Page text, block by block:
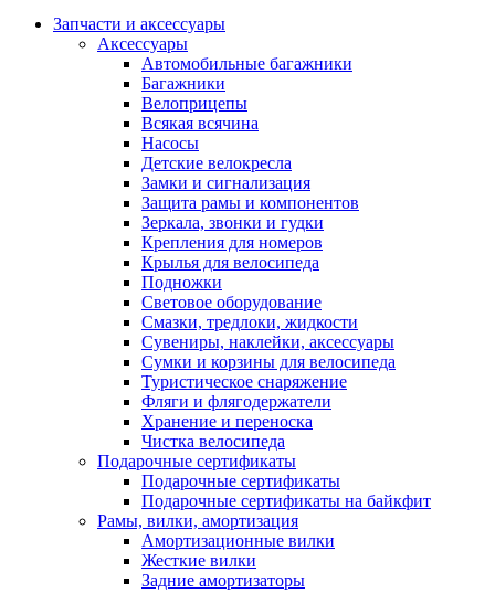
Запчасти и аксессуары
Аксессуары
Автомобильные багажники
Багажники
Велоприцепы
Всякая всячина
Насосы
Детские велокресла
Замки и сигнализация
Защита рамы и компонентов
Зеркала, звонки и гудки
Крепления для номеров
Крылья для велосипеда
Подножки
Световое оборудование
Смазки, тредлоки, жидкости
Сувениры, наклейки, аксессуары
Сумки и корзины для велосипеда
Туристическое снаряжение
Фляги и флягодержатели
Хранение и переноска
Чистка велосипеда
Подарочные сертификаты
Подарочные сертификаты
Подарочные сертификаты на байкфит
Рамы, вилки, амортизация
Амортизационные вилки
Жесткие вилки
Задние амортизаторы